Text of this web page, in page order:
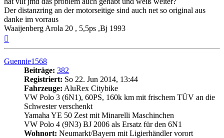
Der distanzring an der motorseitige sind auch net so original aus
danke im vorraus
Waaijenberg Arola 20 , 5,5ps ,Bj 1993
Guennie1568
Beiträge: 382
Registriert: So 22. Jun 2014, 13:44
Fahrzeuge: AluRex Citybike
VW Polo 3 (6N1), 60PS, 160k km mit frischem TÜV an die
Schwester verschenkt
Yamaha YE 50 Zest mit Minarelli Maschinchen
VW Polo 4 (9N3) BJ 2006 als Ersatz für den 6N1
Wohnort: Neumarkt/Bayern mit Ligierhändler vorort